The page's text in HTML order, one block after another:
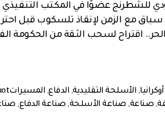
للشطرنج عضوًا في المكتب التنفيذي
مع الزمن لإنقاذ تلسكوب قبل
اقتراح لسحب الثقة من الحكومة
, الأسلحة التقليدية, الدفاع, المسيراتquot
, صناعة, صناعة الأسلحة, صناعة الدفاع,